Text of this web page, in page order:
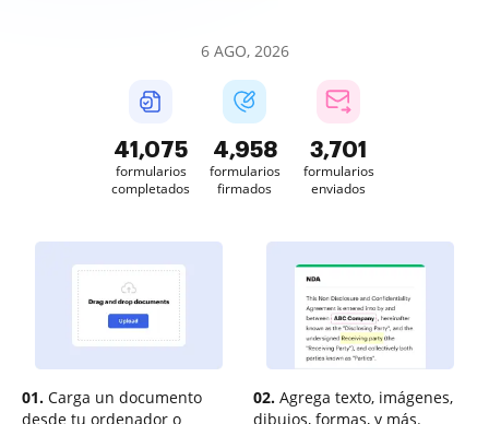
6 AGO, 2026
41,075
formularios
completados
4,958
formularios
firmados
3,702
formularios
enviados
01. Carga un documento
desde tu ordenador o
02. Agrega texto, imágenes,
dibujos, formas, y más.